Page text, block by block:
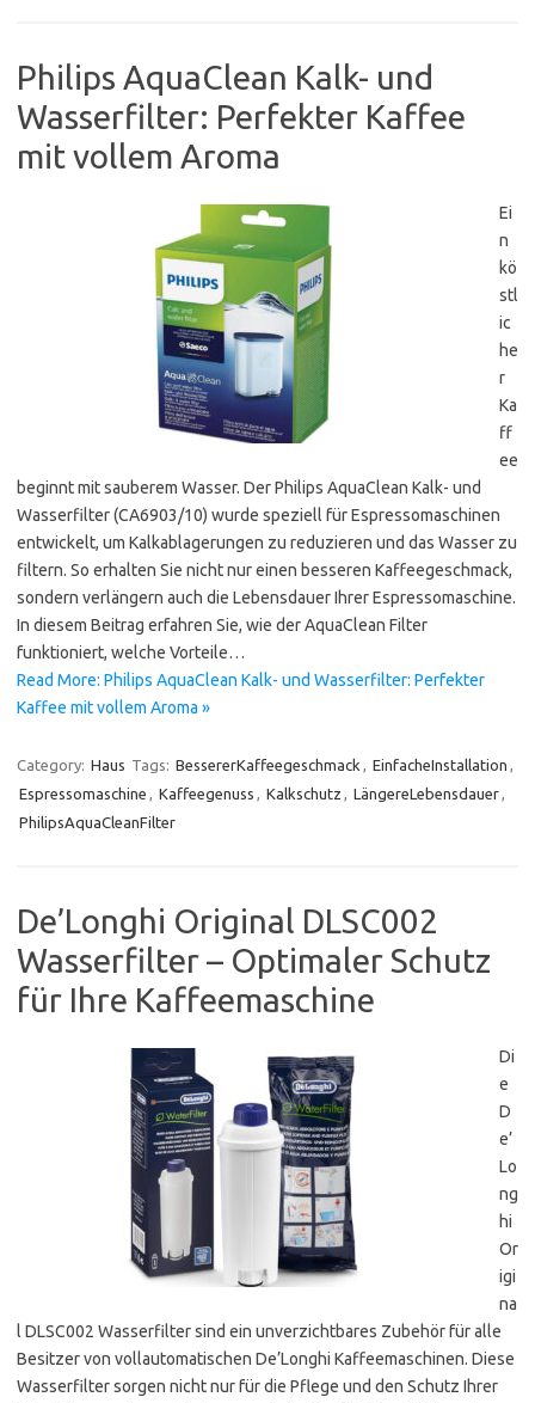
Philips AquaClean Kalk- und
Wasserfilter: Perfekter Kaffee
mit vollem Aroma
Ei
n
kö
stl
ic
he
r
Ka
ff
ee
beginnt mit sauberem Wasser. Der Philips AquaClean Kalk- und
Wasserfilter (CA6903/10) wurde speziell für Espressomaschinen
entwickelt, um Kalkablagerungen zu reduzieren und das Wasser zu
filtern. So erhalten Sie nicht nur einen besseren Kaffeegeschmack,
sondern verlängern auch die Lebensdauer Ihrer Espressomaschine.
In diesem Beitrag erfahren Sie, wie der AquaClean Filter
funktioniert, welche Vorteile…
Read More: Philips AquaClean Kalk- und Wasserfilter: Perfekter
Kaffee mit vollem Aroma »
Category: Haus Tags: BessererKaffeegeschmack , EinfacheInstallation ,
Espressomaschine , Kaffeegenuss , Kalkschutz , LängereLebensdauer,
PhilipsAquaCleanFilter
De’Longhi Original DLSC002
Wasserfilter – Optimaler Schutz
für Ihre Kaffeemaschine
Di
e
D
e’
Lo
ng
hi
Or
igi
na
l DLSC002 Wasserfilter sind ein unverzichtbares Zubehör für alle
Besitzer von vollautomatischen De’Longhi Kaffeemaschinen. Diese
Wasserfilter sorgen nicht nur für die Pflege und den Schutz Ihrer